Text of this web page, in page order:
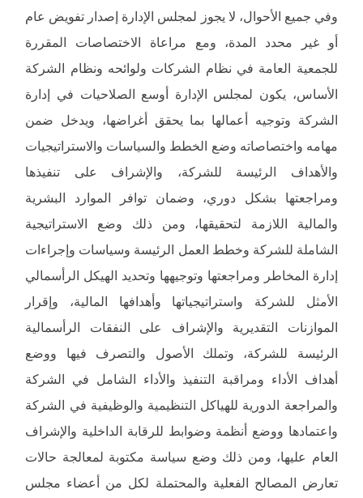
وفي جميع الأحوال، لا يجوز لمجلس الإدارة إصدار تفويض عام
أو غير محدد المدة، ومع مراعاة الاختصاصات المقررة
للجمعية العامة في نظام الشركات ولوائحه ونظام الشركة
الأساس، يكون لمجلس الإدارة أوسع الصلاحيات في إدارة
الشركة وتوجيه أعمالها بما يحقق أغراضها، ويدخل ضمن
مهامه واختصاصاته وضع الخطط والسياسات والاستراتيجيات
والأهداف الرئيسة للشركة، والإشراف على تنفيذها
ومراجعتها بشكل دوري، وضمان توافر الموارد البشرية
والمالية اللازمة لتحقيقها، ومن ذلك وضع الاستراتيجية
الشاملة للشركة وخطط العمل الرئيسة وسياسات وإجراءات
إدارة المخاطر ومراجعتها وتوجيهها وتحديد الهيكل الرأسمالي
الأمثل للشركة واستراتيجياتها وأهدافها المالية، وإقرار
الموازنات التقديرية والإشراف على النفقات الرأسمالية
الرئيسة للشركة، وتملك الأصول والتصرف فيها ووضع
أهداف الأداء ومراقبة التنفيذ والأداء الشامل في الشركة
والمراجعة الدورية للهياكل التنظيمية والوظيفية في الشركة
واعتمادها ووضع أنظمة وضوابط للرقابة الداخلية والإشراف
العام عليها، ومن ذلك وضع سياسة مكتوبة لمعالجة حالات
تعارض المصالح الفعلية والمحتملة لكل من أعضاء مجلس